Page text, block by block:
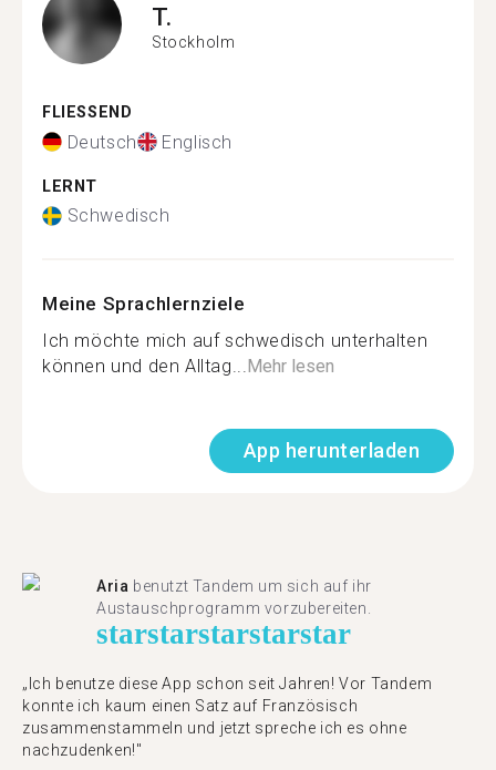
T.
Stockholm
FLIESSEND
Deutsch Englisch
LERNT
Schwedisch
Meine Sprachlernziele
Ich möchte mich auf schwedisch unterhalten
können und den Alltag...Mehr lesen
App herunterladen
Aria benutzt Tandem um sich auf ihr
Austauschprogramm vorzubereiten.
starstarstarstarstar
„Ich benutze diese App schon seit Jahren! Vor Tandem
konnte ich kaum einen Satz auf Französisch
zusammenstammeln und jetzt spreche ich es ohne
nachzudenken!"